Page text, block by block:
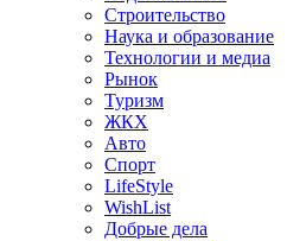
Строительство
Наука и образование
Технологии и медиа
Рынок
Туризм
ЖКХ
Авто
Спорт
LifeStyle
WishList
Добрые дела